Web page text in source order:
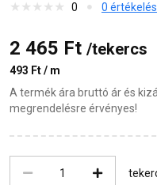
0
0 értékelés
2 465 Ft /tekercs
493 Ft / m
A termék ára bruttó ár és
megrendelésre érvényes!